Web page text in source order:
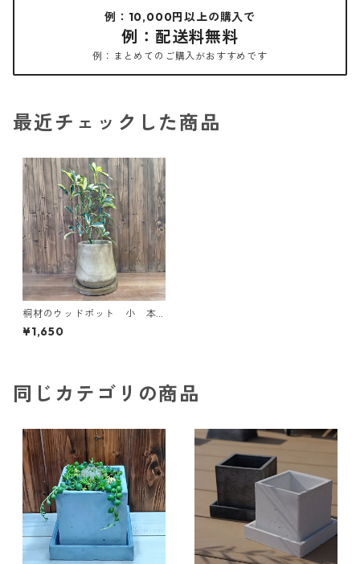
例：10,000円以上の購入で
例：配送料無料
例：まとめてのご購入がおすすめです
最近チェックした商品
桐材のウッドポット 小 本
体のみ ガーデニング 桐
インテリア エクステリア
¥1,650
同じカテゴリの商品